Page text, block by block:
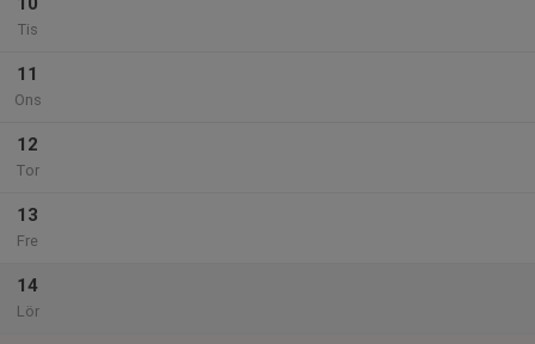
Tis
11
Ons
12
Tor
13
Fre
14
Lör